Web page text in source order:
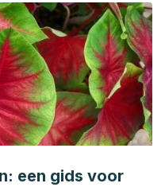
een gids voor